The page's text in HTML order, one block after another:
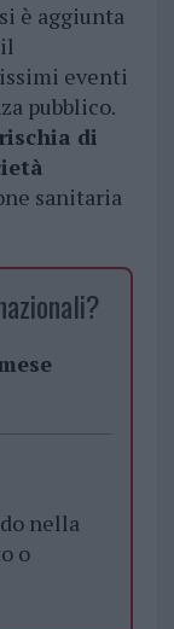
è aggiunta
eventi
pubblico.
di
sanitaria
nella
o